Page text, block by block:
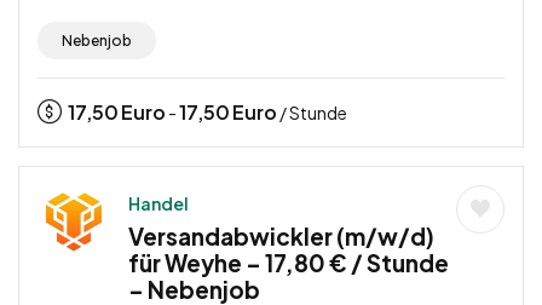
Nebenjob
17,50Euro -17,50Euro / Stunde
Handel
Versandabwickler (m/w/d)
für Weyhe – 17,80 € / Stunde
– Nebenjob